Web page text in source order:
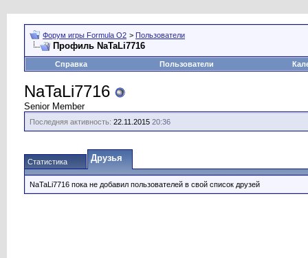
Форум игры Formula O2 > Пользователи
Профиль NaTaLi7716
Справка Пользователи
NaTaLi7716
Senior Member
Последняя активность: 22.11.2015 20:36
Статистика Друзья
NaTaLi7716 пока не добавил пользователей в свой список друзей